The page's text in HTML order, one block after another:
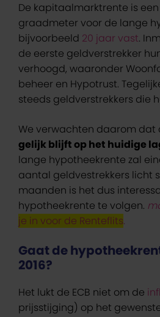
De kapitaalmarktrente is
graadmeter voor de lange
bijvoorbeeld 20 jaar vast.
de eerste geldverstrekker
verhoogd, waaronder
beheer en Hypotrust.
steeds geldverstrekkers die
We verwachten daarom dat
gelijk blijft op het huidige
lange hypotheekrente zal
aantal geldvestrekkers licht
maanden is het dus
hypotheekrente te volgen.
je in voor de Renteflits.
Gaat de
2016?
Het lukt de ECB niet om de
prijsstijging) op het